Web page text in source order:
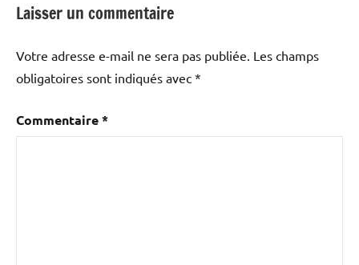
Laisser un commentaire
Votre adresse e-mail ne sera pas publiée. Les champs
obligatoires sont indiqués avec *
Commentaire*